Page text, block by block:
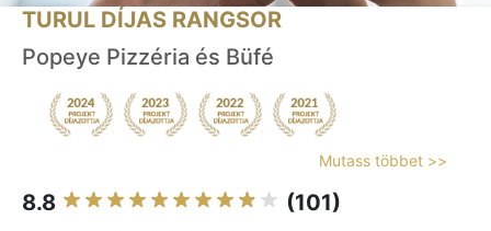
TURUL DÍJAS RANGSOR
Popeye Pizzéria és Büfé
Mutass többet >>
8.8 (101)